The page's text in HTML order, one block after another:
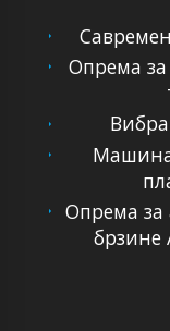
Опрема
Машина
Опрема за
брзине